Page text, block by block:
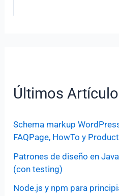
Últimos
Schema markup
FAQPage, HowTo y Product
Patrones de diseño en
(con testing)
Node.js y npm para